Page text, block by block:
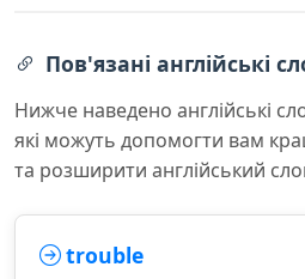
Пов'язані англійські
Нижче наведено англійські
які можуть допомогти вам
та розширити англійський
trouble